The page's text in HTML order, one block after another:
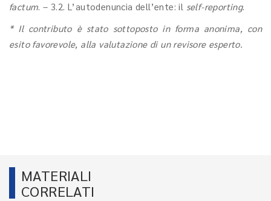
factum. – 3.2. L’autodenuncia dell’ente: il self-reporting.
* Il contributo è stato sottoposto in forma anonima, con
esito favorevole, alla valutazione di un revisore esperto.
MATERIALI
CORRELATI